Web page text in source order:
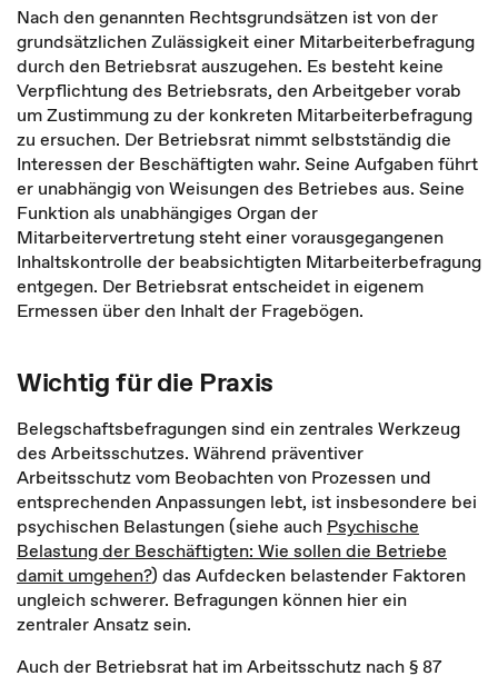
Nach den genannten Rechtsgrundsätzen ist von der
grundsätzlichen Zulässigkeit einer Mitarbeiterbefragung
durch den Betriebsrat auszugehen. Es besteht keine
Verpflichtung des Betriebsrats, den Arbeitgeber vorab
um Zustimmung zu der konkreten Mitarbeiterbefragung
zu ersuchen. Der Betriebsrat nimmt selbstständig die
Interessen der Beschäftigten wahr. Seine Aufgaben führt
er unabhängig von Weisungen des Betriebes aus. Seine
Funktion als unabhängiges Organ der
Mitarbeitervertretung steht einer vorausgegangenen
Inhaltskontrolle der beabsichtigten Mitarbeiterbefragung
entgegen. Der Betriebsrat entscheidet in eigenem
Ermessen über den Inhalt der Fragebögen.
Wichtig für die Praxis
Belegschaftsbefragungen sind ein zentrales Werkzeug
des Arbeitsschutzes. Während präventiver
Arbeitsschutz vom Beobachten von Prozessen und
entsprechenden Anpassungen lebt, ist insbesondere bei
psychischen Belastungen (siehe auch Psychische
Belastung der Beschäftigten: Wie sollen die Betriebe
damit umgehen?) das Aufdecken belastender Faktoren
ungleich schwerer. Befragungen können hier ein
zentraler Ansatz sein.
Auch der Betriebsrat hat im Arbeitsschutz nach § 87